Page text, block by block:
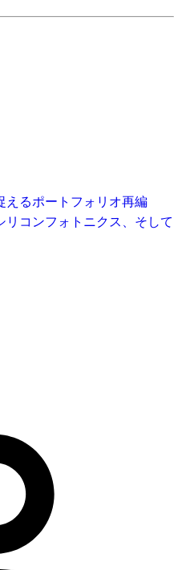
えるポートフォリオ再編
リコンフォトニクス、そして